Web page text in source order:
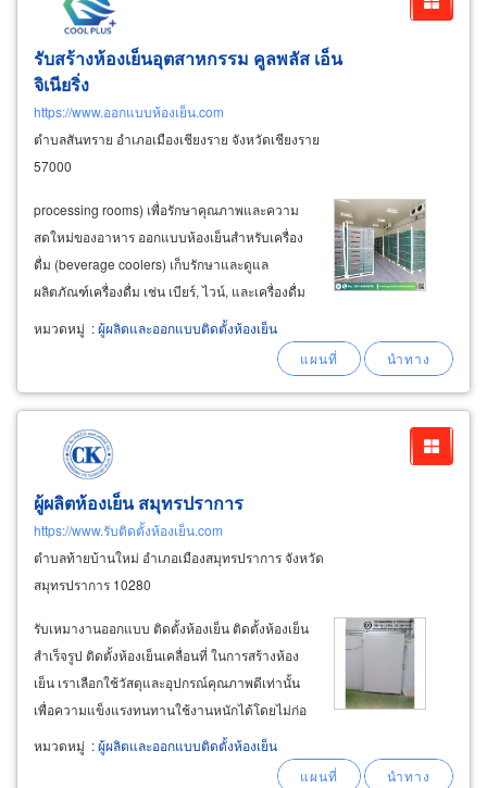
รับสร้างห้องเย็นอุตสาหกรรม คูลพลัส เอ็น
จิเนียริ่ง
https://www.ออกแบบห้องเย็น.com
ตำบลสันทราย อำเภอเมืองเชียงราย จังหวัดเชียงราย
57000
processing rooms) เพื่อรักษาคุณภาพและความ
สดใหม่ของอาหาร ออกแบบห้องเย็นสำหรับเครื่อง
ดื่ม (beverage coolers) เก็บรักษาและดูแล
ผลิตภัณฑ์เครื่องดื่ม เช่น เบียร์, ไวน์, และเครื่องดื่ม
แอลกอฮอล์ สำหรับ ร้านค้า สถานบันเทิง ร้าน
สะดวกซื้อ หรือโรงงาน บริการครบวงจร บริการ
storage
หมวดหมู่ :ผู้ผลิตและออกแบบติดตั้งห้องเย็น
ผู้ผลิตห้องเย็น สมุทรปราการ
https://www.รับติดตั้งห้องเย็น.com
ตำบลท้ายบ้านใหม่ อำเภอเมืองสมุทรปราการ จังหวัด
สมุทรปราการ 10280
รับเหมางานออกแบบ ติดตั้งห้องเย็น ติดตั้งห้องเย็น
สำเร็จรูป ติดตั้งห้องเย็นเคลื่อนที่ ในการสร้างห้อง
เย็น เราเลือกใช้วัสดุและอุปกรณ์คุณภาพดีเท่านั้น
เพื่อความแข็งแรงทนทานใช้งานหนักได้โดยไม่ก่อ
ปัญหาเสียจุกจิก โดยช่างประกอบห้องเย็นผู้ชำนาญ
การ มีประสบการณ์สร้างและติดตั้งห้องเย็นมาแล้ว
หมวดหมู่ :ผู้ผลิตและออกแบบติดตั้งห้องเย็น